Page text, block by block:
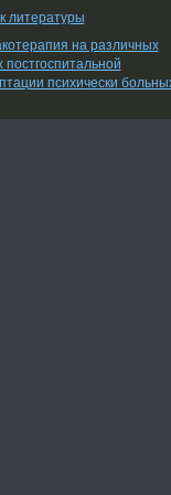
литературы
на различных
постгоспитальной
психически